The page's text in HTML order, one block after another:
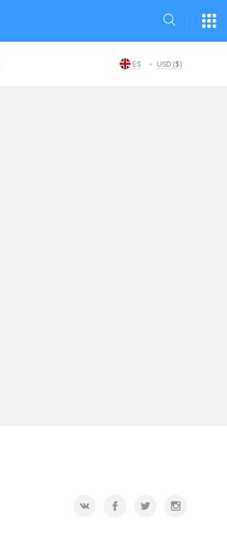
USD ($)
ES